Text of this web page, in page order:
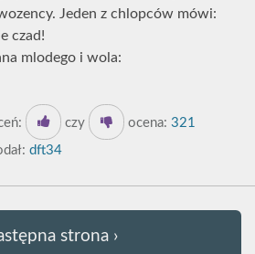
Jeden z chlopców mówi:
czad!
mlodego i wola:
czy ocena: 321
dft34
strona ›